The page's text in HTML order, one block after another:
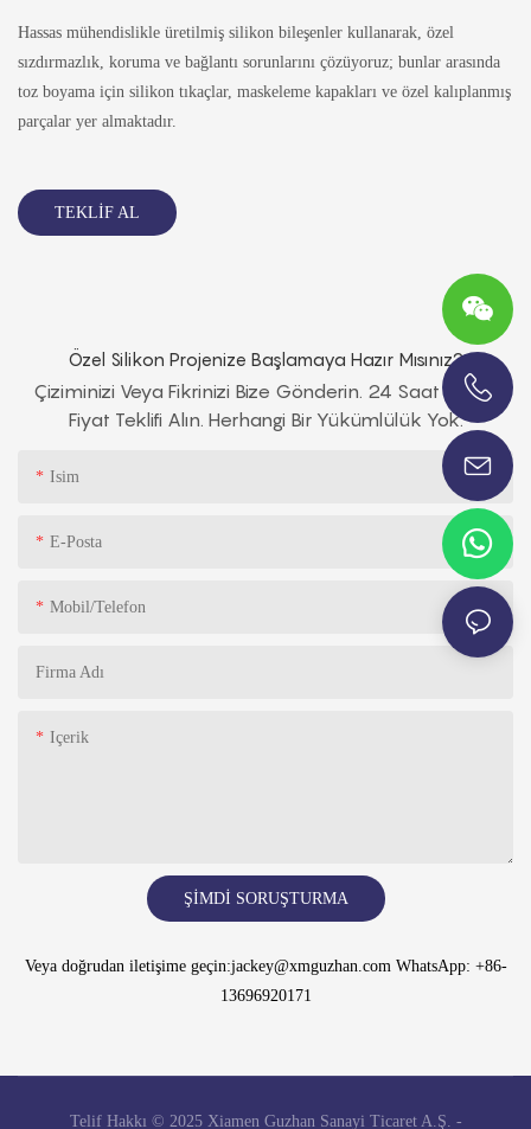
Hassas mühendislikle üretilmiş silikon bileşenler kullanarak, özel
sızdırmazlık, koruma ve bağlantı sorunlarını çözüyoruz; bunlar arasında
toz boyama için silikon tıkaçlar, maskeleme kapakları ve özel kalıplanmış
parçalar yer almaktadır.
TEKLIF AL
Özel Silikon Projenize Başlamaya Hazır Mısınız?
Çiziminizi Veya Fikrinizi Bize Gönderin. 24 Saat Içinde
Fiyat Teklifi Alın. Herhangi Bir Yükümlülük Yok.
Isim
E-Posta
Mobil/telefon
Firma Adı
Içerik
ŞIMDI SORUŞTURMA
Veya doğrudan iletişime geçin:jackey@xmguzhan.com WhatsApp: +86-
13696920171
Telif Hakkı © 2025 Xiamen Guzhan Sanayi Ticaret A.Ş. -